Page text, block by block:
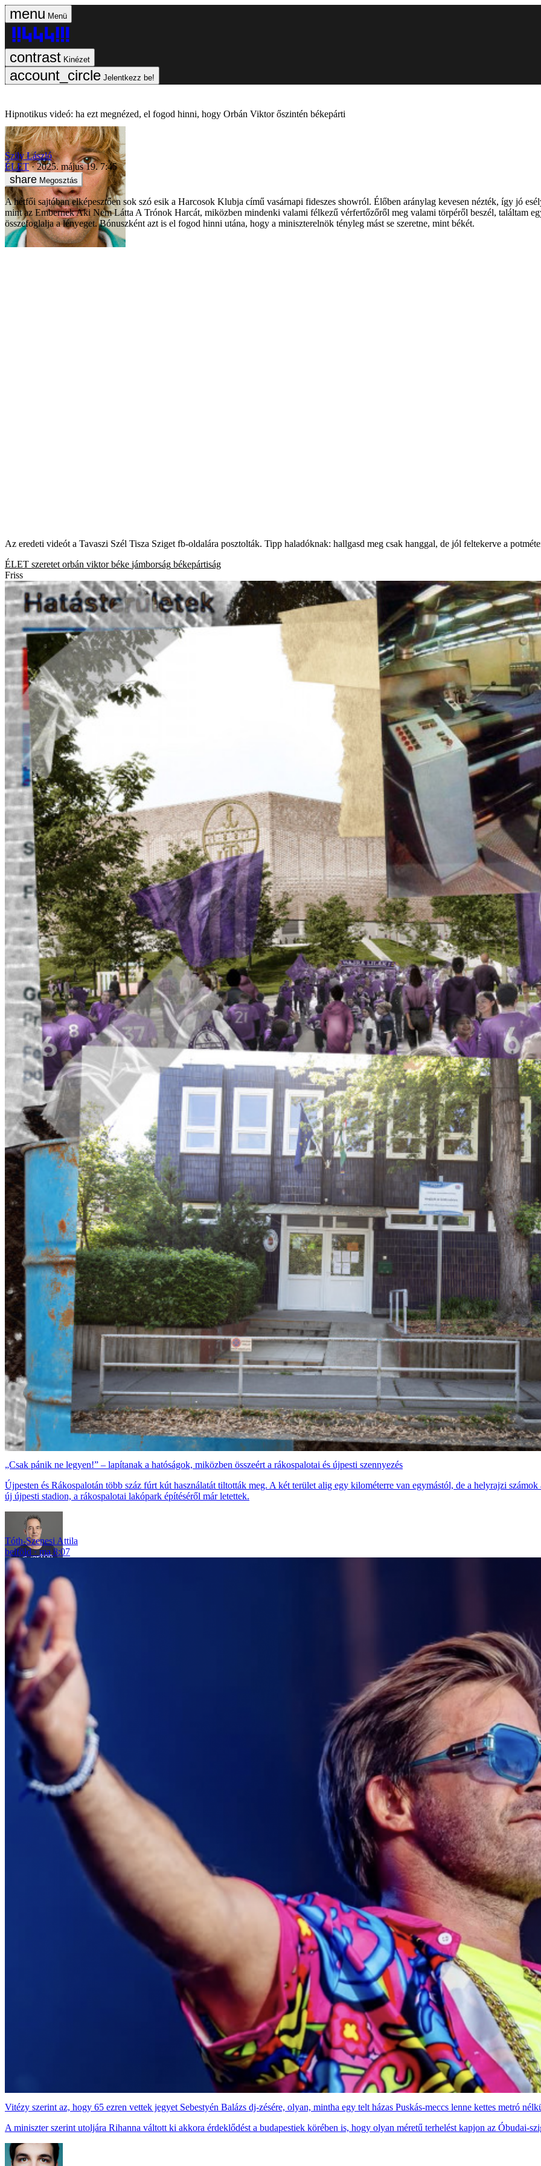
Menü
Kinézet
Jelentkezz be!
Hipnotikus videó: ha ezt megnézed, el fogod hinni, hogy Orbán Viktor őszintén békepárti
Szily László
ÉLET
2025. május 19. 7:45
Megosztás
A hétfői sajtóban elképesztően sok szó esik a Harcosok Klubja című vasárnapi fideszes showról. Élőben aránylag kevesen nézték, így jó
mint az Embernek Aki Nem Látta A Trónok Harcát, miközben mindenki valami félkezű vérfertőzőről meg valami törpéről beszél, találtam
összefoglalja a lényeget. Bónuszként azt is el fogod hinni utána, hogy a miniszterelnök tényleg mást se szeretne, mint békét.
Az eredeti videót a Tavaszi Szél Tisza Sziget fb-oldalára posztolták. Tipp haladóknak: hallgasd meg csak hanggal, de jól feltekerve a
ÉLET szeretet orbán viktor béke jámborság békepártiság
Friss
„Csak pánik ne legyen!” – lapítanak a hatóságok, miközben összeért a rákospalotai és újpesti szennyezés
Újpesten és Rákospalotán több száz fúrt kút használatát tiltották meg. A két terület alig egy kilométerre van egymástól, de a helyrajzi
új újpesti stadion, a rákospalotai lakópark építéséről már letettek.
Tóth-Szenesi Attila
belföld
ma 8:07
Vitézy szerint az, hogy 65 ezren vettek jegyet Sebestyén Balázs dj-zésére, olyan, mintha egy telt házas Puskás-meccs lenne kettes metró
A miniszter szerint utoljára Rihanna váltott ki akkora érdeklődést a budapestiek körében is, hogy olyan méretű terhelést kapjon az Óbudai-